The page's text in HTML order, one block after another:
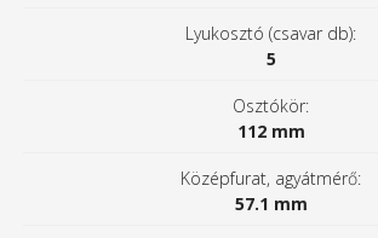
Lyukosztó (csavar db):
5
Osztókör:
112 mm
Középfurat, agyátmérő:
57.1 mm